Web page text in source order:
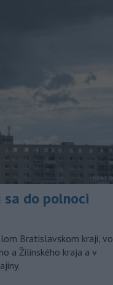
sa do polnoci
Bratislavskom kraji, vo
a Žilinského kraja a v